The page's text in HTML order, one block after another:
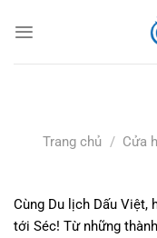
đến
Trang chủ / Cửa
Cùng Du lịch Dấu Việt,
tới Séc! Từ những